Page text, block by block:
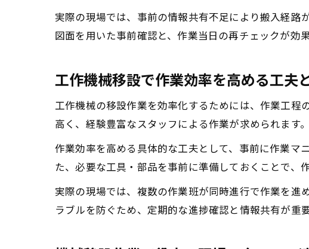
実際の現場では、事前の情報共有不足により搬入経路
図面を用いた事前確認と、作業当日の再チェックが効果
工作機械移設で作業効率を高める工夫
工作機械の移設作業を効率化するためには、作業工
高く、経験豊富なスタッフによる作業が求められます。
作業効率を高める具体的な工夫として、事前に作業マ
た、必要な工具・部品を事前に準備しておくことで、
実際の現場では、複数の作業班が同時進行で作業を進
ラブルを防ぐため、定期的な進捗確認と情報共有が重要